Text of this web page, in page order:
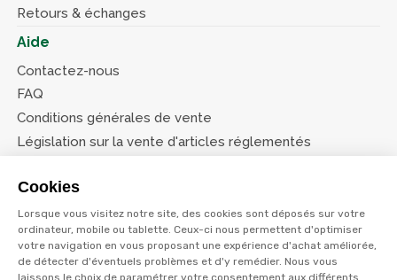
Cookies
Lorsque vous visitez notre site, des cookies sont déposés sur votre
ordinateur, mobile ou tablette. Ceux-ci nous permettent d'optimiser
votre navigation en vous proposant une expérience d'achat améliorée,
de détecter d'éventuels problèmes et d'y remédier. Nous vous
laissons le choix de paramétrer votre consentement aux différents
Retours & échanges
Aide
Contactez-nous
FAQ
Conditions générales de vente
Législation sur la vente d'articles réglementés
Conditions de nos offres
Suivez-nous